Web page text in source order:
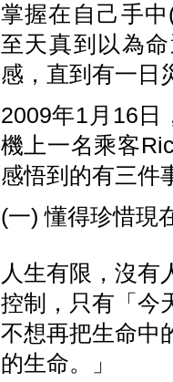
掌握在自己手中
至天真到以為
感，直到有一
2009年1月16日
機上一名乘客
感悟到的有三件
(一) 懂得珍惜現
人生有限，沒有
控制，只有「今
不想再把生命中
的生命。」